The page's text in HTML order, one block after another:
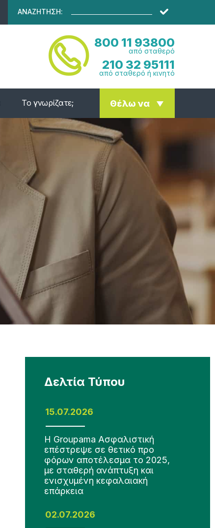
ΑΝΑΖΗΤΗΣΗ:
800 11 93800
από σταθερό
210 32 95111
από σταθερό ή κινητό
Το γνωρίζατε; Θέλω να
Δελτία Τύπου
15.07.2026
Η Groupama Ασφαλιστική
επέστρεψε σε θετικό προ
φόρων αποτέλεσμα το 2025,
με σταθερή ανάπτυξη και
ενισχυμένη κεφαλαιακή
επάρκεια
02.07.2026